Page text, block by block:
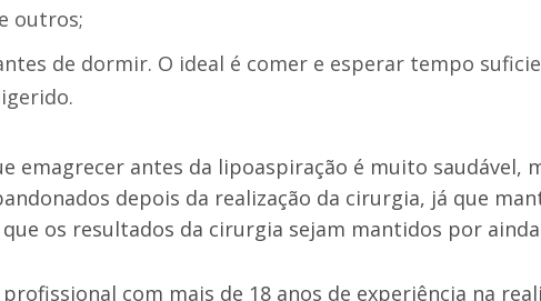
outros;
de dormir. O ideal é comer e esperar tempo
emagrecer antes da lipoaspiração é muito saudável,
depois da realização da cirurgia, já que
que os resultados da cirurgia sejam mantidos por
com mais de 18 anos de experiência na